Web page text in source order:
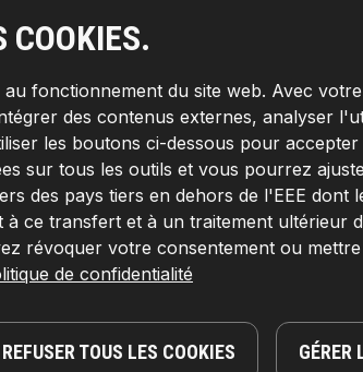
COOKIES.
fonctionnement du site web. Avec
des contenus externes, analyser
les boutons ci-dessous pour
sur tous les outils et vous pourrez
des pays tiers en dehors de l'EEE
ce transfert et à un traitement ultérieur
révoquer votre consentement ou
de confidentialité
REFUSER TOUS LES COOKIES GÉRER
3792A0007
RIDEX Élargisseur
Épaisseur:15,Écartement
M12x1,5,Couleur: noir,
du centrage [mm]:63,3,
chanfrein de jante [°]:
Numéro de pièce du
EAN:4064138348874
3792A0008
RIDEX Élargisseur